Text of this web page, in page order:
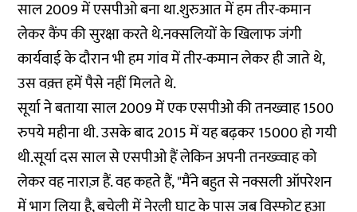
साल 2009 में एसपीओ बना था.शुरुआत में हम तीर-कमान
लेकर कैंप की सुरक्षा करते थे.नक्सलियों के खिलाफ जंगी
कार्यवाई के दौरान भी हम गांव में तीर-कमान लेकर ही जाते थे,
उस वक़्त हमें पैसे नहीं मिलते थे.
सूर्या ने बताया साल 2009 में एक एसपीओ की तनख्वाह 1500
रुपये महीना थी. उसके बाद 2015 में यह बढ़कर 15000 हो गयी
थी.सूर्या दस साल से एसपीओ हैं लेकिन अपनी तनख्व्वाह को
लेकर वह नाराज़ हैं. वह कहते हैं, "मैंने बहुत से नक्सली ऑपरेशन
में भाग लिया है, बचेली में नेरली घाट के पास जब विस्फोट हुआ